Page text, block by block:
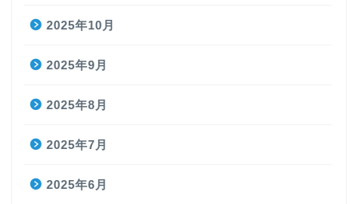
2025年10月
2025年9月
2025年8月
2025年7月
2025年6月